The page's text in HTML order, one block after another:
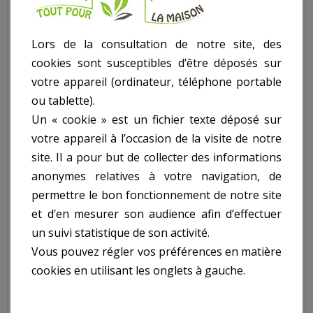
- Fenêtre(s).
Données pour le montage (*) :
- Livraison : Une dizaine de jours avant la livraison de la
construction vous êtes informés de la date de livraison. Celle-ci
se fait avec une semi-remorque équipée d'un chariot
élévateur. La livraison de la marchandise s'entend sur le
trottoir ou accotement en limite de propriété.
- Kit prêt à monter
- Fondation : Assurez-vous d'avoir des bonnes fondations, sur
un sol nivelé et tassé, qui assureront la stabilité et la durabilité
de votre construction. Optez pour une dalle béton. Pour éviter
l'humidité remontante nous vous conseillons de placer une
bâche plastique sous la fondation.
- Dimensions dalle de béton : 2980x5634
- Installation : Vous êtes un bricoleur habile ? Vous pourrez
installer vous-même une construction en bois SOLID sans le
moindre problème à l'aide du manuel de montage fourni. Il est
Lors de la consultation de notre site, des
cookies sont susceptibles d’être déposés sur
votre appareil (ordinateur, téléphone portable
ou tablette).
Un « cookie » est un fichier texte déposé sur
votre appareil à l’occasion de la visite de notre
site. Il a pour but de collecter des informations
anonymes relatives à votre navigation, de
permettre le bon fonctionnement de notre site
et d’en mesurer son audience afin d’effectuer
un suivi statistique de son activité.
Vous pouvez régler vos préférences en matière
cookies en utilisant les onglets à gauche.